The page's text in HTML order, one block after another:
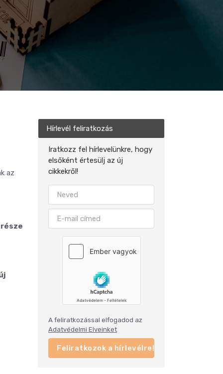
az
Hírlevél feliratkozás
Iratkozz fel hírlevelünkre, hogy
elsőként értesülj az új
cikkekről!
A feliratkozással elfogadod az
Adatvédelmi Elveinket
Feliratkozok a hírlevélre!